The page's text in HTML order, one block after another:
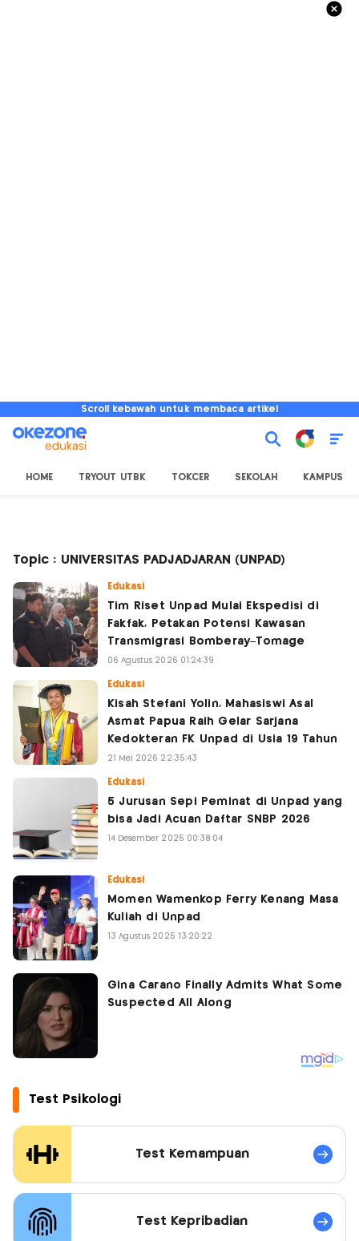
Scroll kebawah untuk membaca artikel
HOME TRYOUT UTBK TOKCER SEKOLAH KAMPUS
Topic : UNIVERSITAS PADJADJARAN (UNPAD)
Edukasi
Tim Riset Unpad Mulai Ekspedisi di
Fakfak, Petakan Potensi Kawasan
Transmigrasi Bomberay–Tomage
06 Agustus 2026 01:24:39
Edukasi
Kisah Stefani Yolin, Mahasiswi Asal
Asmat Papua Raih Gelar Sarjana
Kedokteran FK Unpad di Usia 19 Tahun
21 Mei 2026 22:35:43
Edukasi
5 Jurusan Sepi Peminat di Unpad yang
bisa Jadi Acuan Daftar SNBP 2026
14 Desember 2025 00:38:04
Edukasi
Momen Wamenkop Ferry Kenang Masa
Kuliah di Unpad
13 Agustus 2025 13:20:22
Test Psikologi
Test Kemampuan
Test Kepribadian